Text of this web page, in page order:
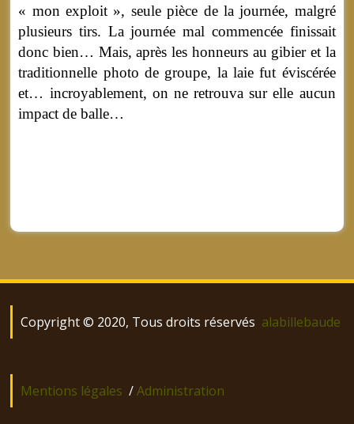
« mon exploit », seule pièce de la journée, malgré
plusieurs tirs. La journée mal commencée finissait
donc bien… Mais, après les honneurs au gibier et la
traditionnelle photo de groupe, la laie fut éviscérée
et… incroyablement, on ne retrouva sur elle aucun
impact de balle…
Copyright © 2020, Tous droits réservés alabillebaude
Mentions légales /Administration